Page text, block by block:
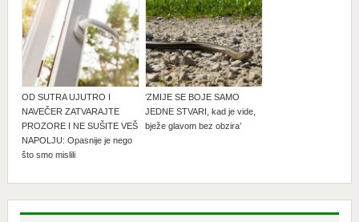
OD SUTRA UJUTRO I
NAVEČER ZATVARAJTE
PROZORE I NE SUŠITE VEŠ
NAPOLJU: Opasnije je nego
što smo mislili
‘ZMIJE SE BOJE SAMO
JEDNE STVARI, kad je vide,
bježe glavom bez obzira’